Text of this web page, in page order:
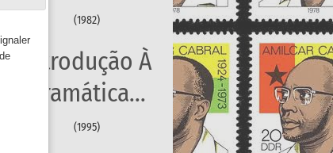
(1982)
Introdução À
Gramática...
(1995)